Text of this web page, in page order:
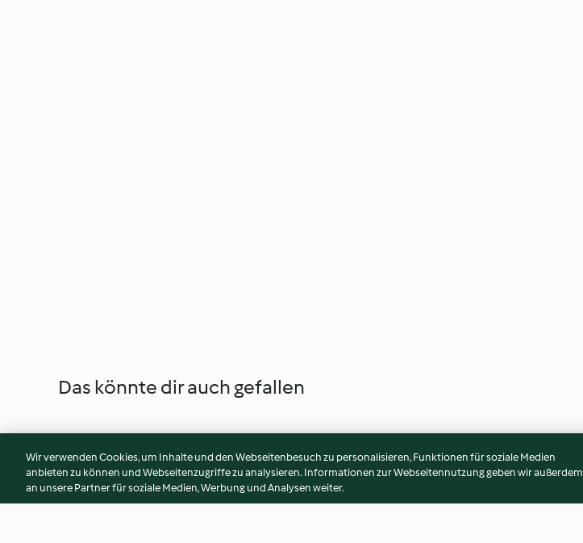
Das könnte dir auch gefallen
Wir verwenden Cookies, um Inhalte und den Webseitenbesuch zu personalisieren, Funktionen für soziale Medien
anbieten zu können und Webseitenzugriffe zu analysieren. Informationen zur Webseitennutzung geben wir außerdem
an unsere Partner für soziale Medien, Werbung und Analysen weiter.